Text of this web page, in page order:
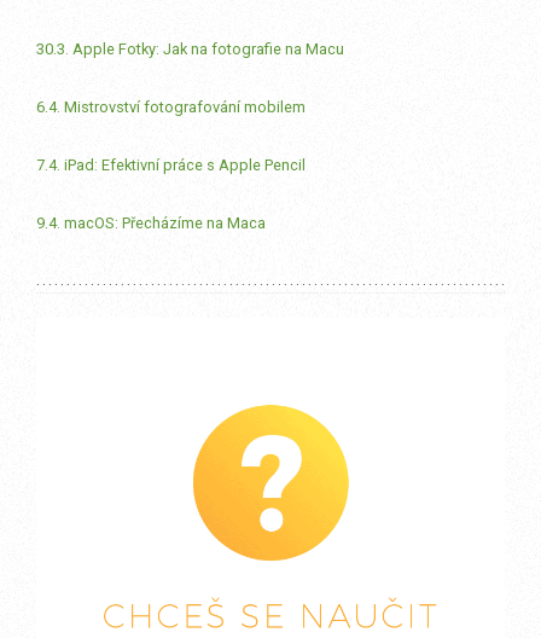
30.3. Apple Fotky: Jak na fotografie na Macu
6.4. Mistrovství fotografování mobilem
7.4. iPad: Efektivní práce s Apple Pencil
9.4. macOS: Přecházíme na Maca